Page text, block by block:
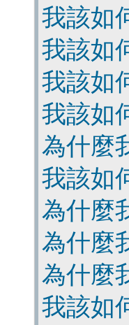
我該如
我該如
我該如
我該如
為什麼
我該如
為什麼
為什麼
為什麼
我該如